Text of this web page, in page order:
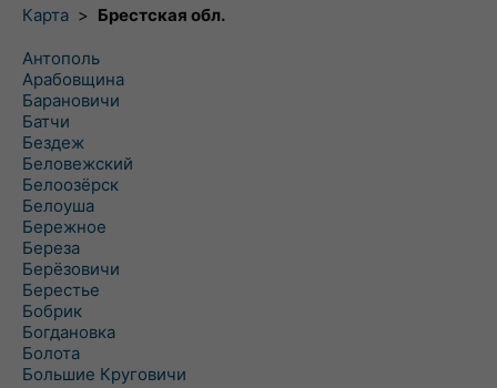
Карта > Брестская обл.
Антополь
Арабовщина
Барановичи
Батчи
Бездеж
Беловежский
Белоозёрск
Белоуша
Бережное
Береза
Берёзовичи
Берестье
Бобрик
Богдановка
Болота
Большие Круговичи